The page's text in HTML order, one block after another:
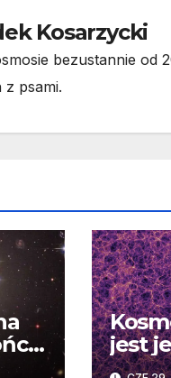
Kosarzycki
bezustannie od
z psami.
jest